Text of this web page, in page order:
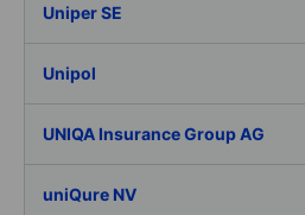
Uniper SE
Unipol
UNIQA Insurance Group AG
uniQure NV